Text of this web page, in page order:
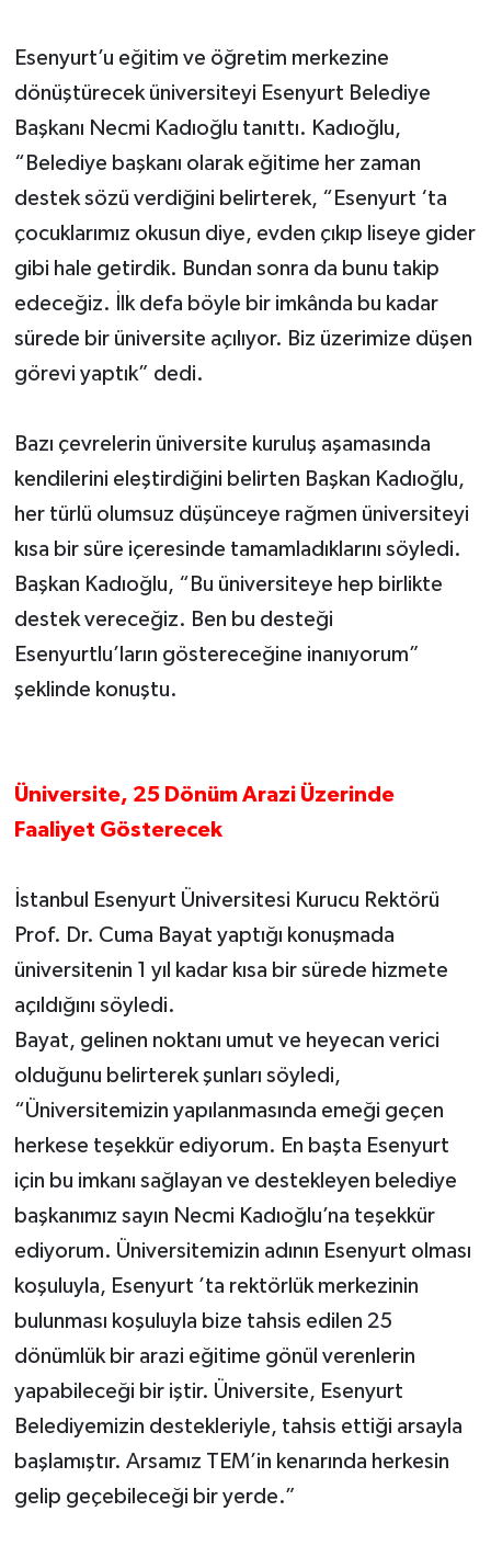
Esenyurt’u eğitim ve öğretim merkezine
dönüştürecek üniversiteyi Esenyurt Belediye
Başkanı Necmi Kadıoğlu tanıttı. Kadıoğlu,
“Belediye başkanı olarak eğitime her zaman
destek sözü verdiğini belirterek, “Esenyurt ‘ta
çocuklarımız okusun diye, evden çıkıp liseye gider
gibi hale getirdik. Bundan sonra da bunu takip
edeceğiz. İlk defa böyle bir imkânda bu kadar
sürede bir üniversite açılıyor. Biz üzerimize düşen
görevi yaptık” dedi.
Bazı çevrelerin üniversite kuruluş aşamasında
kendilerini eleştirdiğini belirten Başkan Kadıoğlu,
her türlü olumsuz düşünceye rağmen üniversiteyi
kısa bir süre içeresinde tamamladıklarını söyledi.
Başkan Kadıoğlu, “Bu üniversiteye hep birlikte
destek vereceğiz. Ben bu desteği
Esenyurtlu’ların göstereceğine inanıyorum”
şeklinde konuştu.
Üniversite, 25 Dönüm Arazi Üzerinde
Faaliyet Gösterecek
İstanbul Esenyurt Üniversitesi Kurucu Rektörü
Prof. Dr. Cuma Bayat yaptığı konuşmada
üniversitenin 1 yıl kadar kısa bir sürede hizmete
açıldığını söyledi.
Bayat, gelinen noktanı umut ve heyecan verici
olduğunu belirterek şunları söyledi,
“Üniversitemizin yapılanmasında emeği geçen
herkese teşekkür ediyorum. En başta Esenyurt
için bu imkanı sağlayan ve destekleyen belediye
başkanımız sayın Necmi Kadıoğlu’na teşekkür
ediyorum. Üniversitemizin adının Esenyurt olması
koşuluyla, Esenyurt ’ta rektörlük merkezinin
bulunması koşuluyla bize tahsis edilen 25
dönümlük bir arazi eğitime gönül verenlerin
yapabileceği bir iştir. Üniversite, Esenyurt
Belediyemizin destekleriyle, tahsis ettiği arsayla
başlamıştır. Arsamız TEM’in kenarında herkesin
gelip geçebileceği bir yerde.”